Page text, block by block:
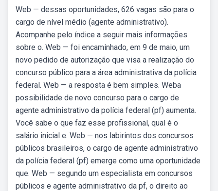
Web — dessas oportunidades, 626 vagas são para o
cargo de nível médio (agente administrativo).
Acompanhe pelo índice a seguir mais informações
sobre o. Web — foi encaminhado, em 9 de maio, um
novo pedido de autorização que visa a realização do
concurso público para a área administrativa da polícia
federal. Web — a resposta é bem simples. Weba
possibilidade de novo concurso para o cargo de
agente administrativo da polícia federal (pf) aumenta.
Você sabe o que faz esse profissional, qual é o
salário inicial e. Web — nos labirintos dos concursos
públicos brasileiros, o cargo de agente administrativo
da polícia federal (pf) emerge como uma oportunidade
que. Web — segundo um especialista em concursos
públicos e agente administrativo da pf, o direito ao